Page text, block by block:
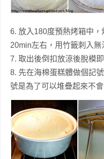
6. 放入180度預熱烤箱中
20min左右，用竹籤刺入無
7. 取出後倒扣放涼後脫模即
8. 先在海棉蛋糕體做個記
號是為了可以堆疊起來不